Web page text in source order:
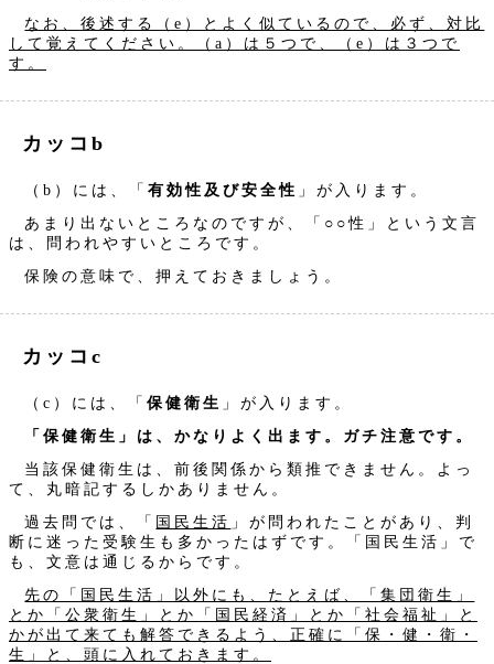
なお、後述する（e）とよく似ているので、必ず、対比
して覚えてください。（a）は５つで、（e）は３つで
す。
カッコb
（b）には、「有効性及び安全性 」が入ります。
あまり出ないところなのですが、「○○性」という文言
は、問われやすいところです。
保険の意味で、押えておきましょう。
カッコc
（c）には、「保健衛生 」が入ります。
「保健衛生」は、かなりよく出ます。ガチ注意です。
当該保健衛生は、前後関係から類推できません。よっ
て、丸暗記するしかありません。
過去問では、「 国民生活 」が問われたことがあり、判
断に迷った受験生も多かったはずです。「国民生活」で
も、文意は通じるからです。
先の「国民生活」以外にも、たとえば、「集団衛生」
とか「公衆衛生」とか「国民経済」とか「社会福祉」と
かが出て来ても解答できるよう、正確に「保・健・衛・
生」と、頭に入れておきます。